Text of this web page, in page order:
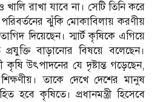
রাখা যাবে না। সেটি তিনি করে
ঝুঁকি মোকাবিলায় করণীয়
দিয়েছেন। স্মার্ট কৃষিকে এগিয়ে
বাড়ানোর বিষয়ে বলেছেন।
কৃষি উৎপাদনের যে দৃষ্টান্ত গড়েছেন,
তাকে দেখে দেশের মানুষ
কৃষিতে। প্রধানমন্ত্রী হিসেবে